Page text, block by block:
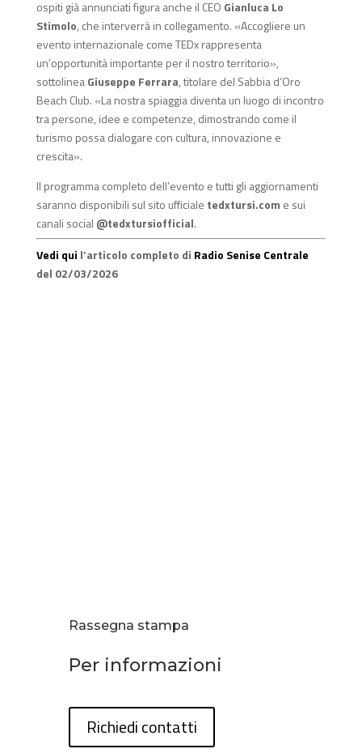
ospiti già annunciati figura anche il CEO Gianluca Lo
Stimolo, che interverrà in collegamento. «Accogliere un
evento internazionale come TEDx rappresenta
un’opportunità importante per il nostro territorio»,
sottolineaGiuseppe Ferrara, titolare del Sabbia d’Oro
Beach Club. «La nostra spiaggia diventa un luogo di incontro
tra persone, idee e competenze, dimostrando come il
turismo possa dialogare con cultura, innovazione e
crescita».
Il programma completo dell’evento e tutti gli aggiornamenti
saranno disponibili sul sito ufficiale tedxtursi.com e sui
canali social @tedxtursiofficial.
Vedi qui l’articolo completo di Radio Senise Centrale
del 02/03/2026
Rassegna stampa
Per informazioni
Richiedi contatti